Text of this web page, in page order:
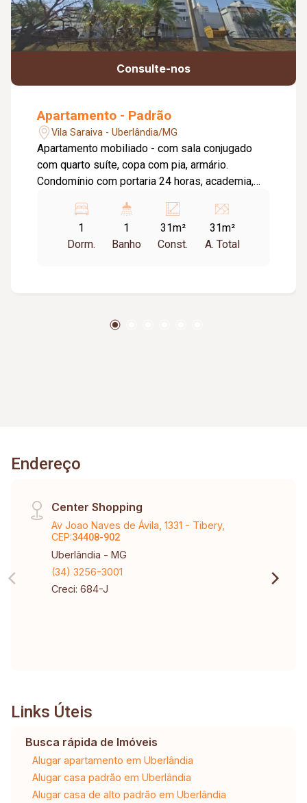
Consulte-nos
Apartamento - Padrão
Vila Saraiva - Uberlândia/MG
Apartamento mobiliado - com sala conjugado
com quarto suíte, copa com pia, armário.
Condomínio com portaria 24 horas, academia,
limpeza dia sim dia não. Cond Aprox: r$1.360,00.
** Restrições para Republicas e Animais **
1
Dorm.
1
Banho
31m²
Const.
31m²
A. Total
Endereço
Center Shopping
Av Joao Naves de Ávila, 1331 - Tibery,
CEP:34408-902
Uberlândia - MG
(34) 3256-3001
Creci: 684-J
Links Úteis
Busca rápida de Imóveis
Alugar apartamento em Uberlândia
Alugar casa padrão em Uberlândia
Alugar casa de alto padrão em Uberlândia